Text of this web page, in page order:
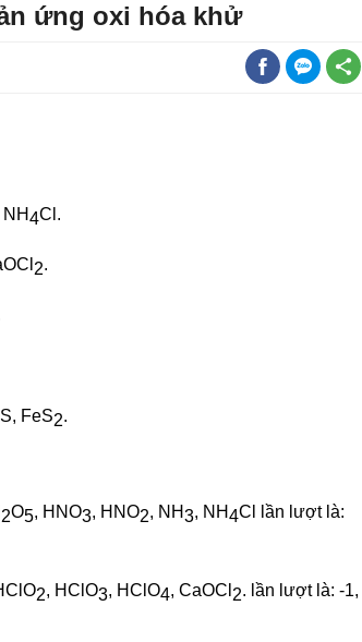
ứng oxi hóa khử
NH4Cl.
2.
FeS2.
2O5, HNO3, HNO2, NH3, NH4Cl lần lượt là:
2, HClO3, HClO4, CaOCl 2. lần lượt là: -1,